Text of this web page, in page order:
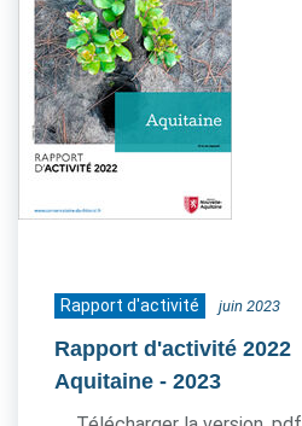
Rapport d'activité juin 2023
Rapport d'activité 2022
Aquitaine - 2023